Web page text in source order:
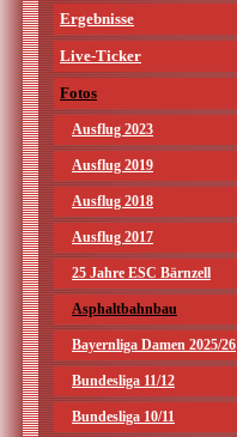
Ergebnisse
Live-Ticker
Fotos
Ausflug 2023
Ausflug 2019
Ausflug 2018
Ausflug 2017
25 Jahre ESC Bärnzell
Asphaltbahnbau
Bayernliga Damen 2025/26
Bundesliga 11/12
Bundesliga 10/11